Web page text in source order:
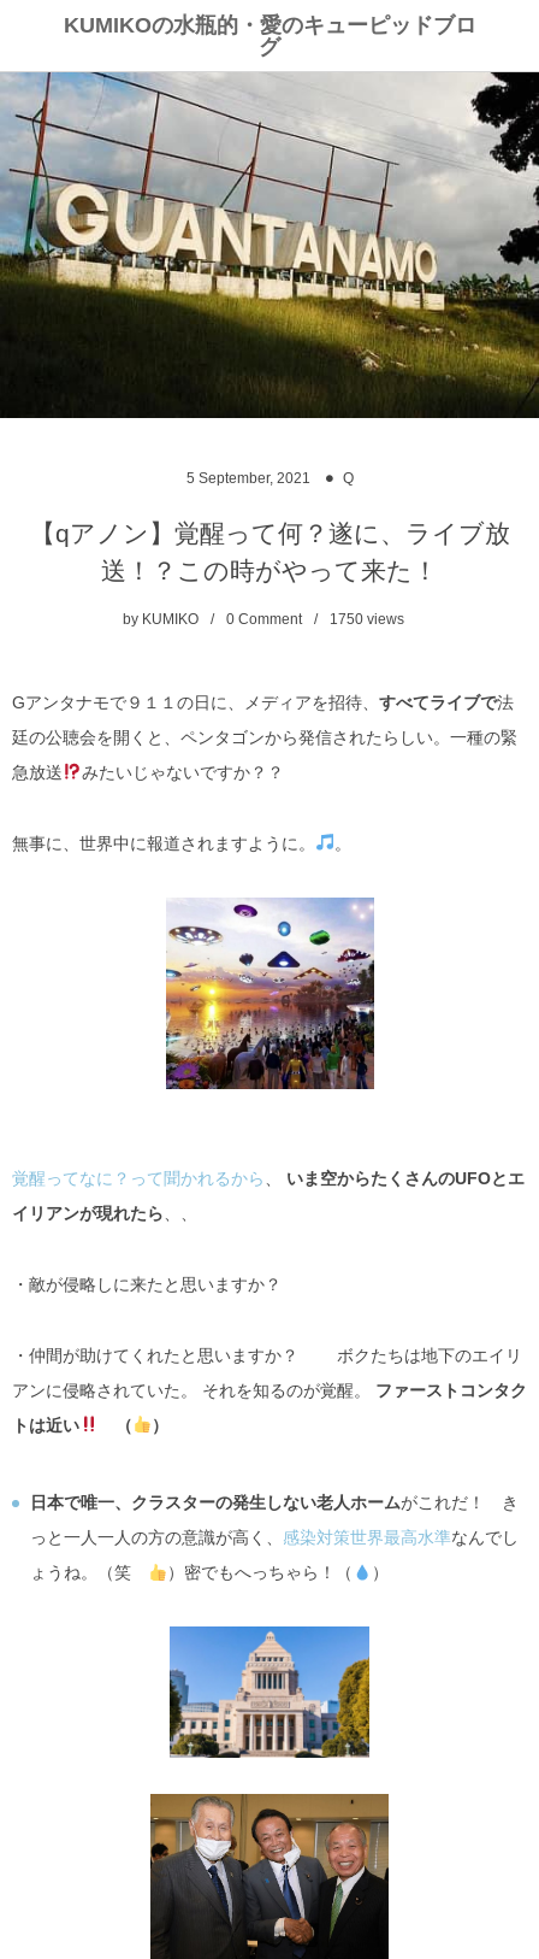
KUMIKOの水瓶的・愛のキューピッドブロ
グ
5 September, 2021 Q
【qアノン】覚醒って何？遂に、ライブ放
送！？この時がやって来た！
by KUMIKO 0 Comment 1750 views
Gアンタナモで９１１の日に、メディアを招待、 すべてライブで法
廷の公聴会を開くと、ペンタゴンから発信されたらしい。一種の緊
急放送
みたいじゃないですか？？
無事に、世界中に報道されますように。 。
覚醒ってなに？って聞かれるから
いま空からたくさんのUFOとエ
イリアンが現れたら
・敵が侵略しに来たと思いますか？
・仲間が助けてくれたと思いますか？ ボクたちは地下のエイリ
アンに侵略されていた。 それを知るのが覚醒。 ファーストコンタク
トは近い
（ ）
日本で唯一、クラスターの発生しない老人ホームがこれだ！ き
っと一人一人の方の意識が高く、 感染対策世界最高水準なんでし
ょうね。（笑
）密でもへっちゃら！（ ）